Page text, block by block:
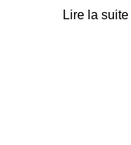
Lire la suite